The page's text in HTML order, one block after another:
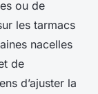
ou de
les tarmacs
nacelles
de
d’ajuster la